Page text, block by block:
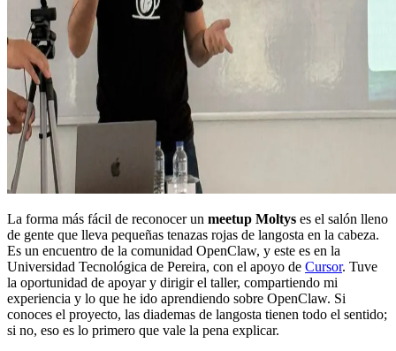
La forma más fácil de reconocer un meetup Moltys es el salón lleno
de gente que lleva pequeñas tenazas rojas de langosta en la cabeza.
Es un encuentro de la comunidad OpenClaw, y este es en la
Universidad Tecnológica de Pereira, con el apoyo de Cursor. Tuve
la oportunidad de apoyar y dirigir el taller, compartiendo mi
experiencia y lo que he ido aprendiendo sobre OpenClaw. Si
conoces el proyecto, las diademas de langosta tienen todo el sentido;
si no, eso es lo primero que vale la pena explicar.